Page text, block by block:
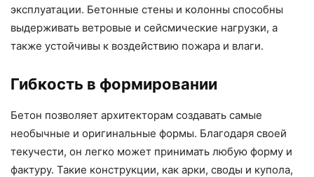
эксплуатации. Бетонные стены и колонны способны
выдерживать ветровые и сейсмические нагрузки, а
также устойчивы к воздействию пожара и влаги.
Гибкость в формировании
Бетон позволяет архитекторам создавать самые
необычные и оригинальные формы. Благодаря своей
текучести, он легко может принимать любую форму и
фактуру. Такие конструкции, как арки, своды и купола,